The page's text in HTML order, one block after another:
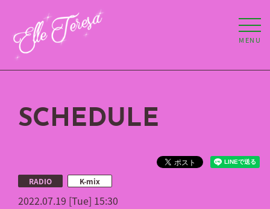
MENU
SCHEDULE
2022.07.19 [Tue] 15:30
RADIO K-mix